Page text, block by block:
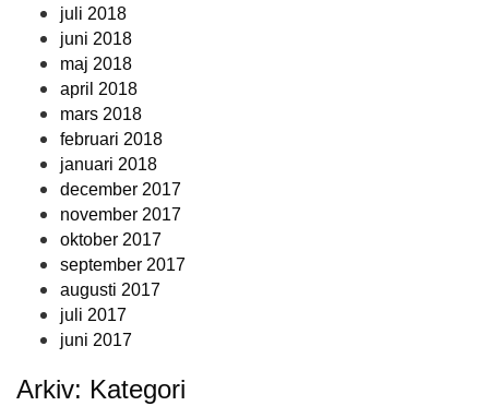
juli 2018
juni 2018
maj 2018
april 2018
mars 2018
februari 2018
januari 2018
december 2017
november 2017
oktober 2017
september 2017
augusti 2017
juli 2017
juni 2017
Arkiv: Kategori